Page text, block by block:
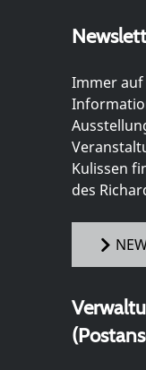
Immer auf
Kulissen
des